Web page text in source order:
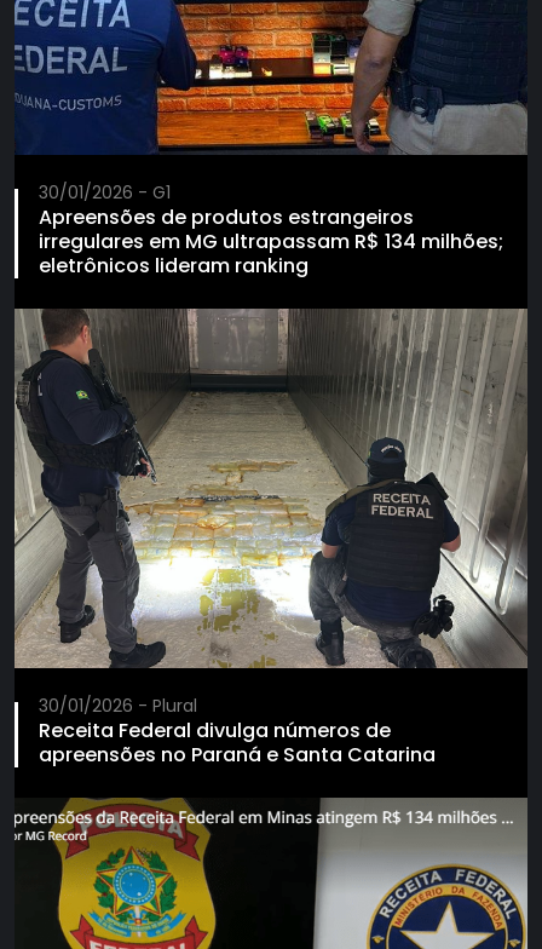
30/01/2026 - G1
Apreensões de produtos estrangeiros
irregulares em MG ultrapassam R$ 134 milhões;
eletrônicos lideram ranking
30/01/2026 - Plural
Receita Federal divulga números de
apreensões no Paraná e Santa Catarina